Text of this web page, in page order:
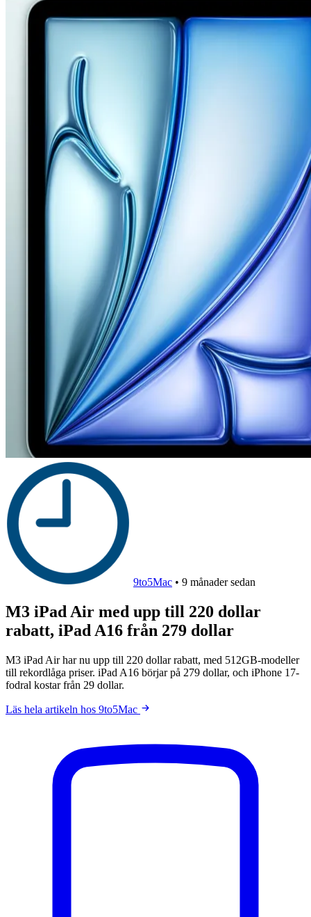
9to5Mac • 9 månader sedan
M3 iPad Air med upp till 220 dollar
rabatt, iPad A16 från 279 dollar
M3 iPad Air har nu upp till 220 dollar rabatt, med 512GB-modeller
till rekordlåga priser. iPad A16 börjar på 279 dollar, och iPhone 17-
fodral kostar från 29 dollar.
Läs hela artikeln hos 9to5Mac